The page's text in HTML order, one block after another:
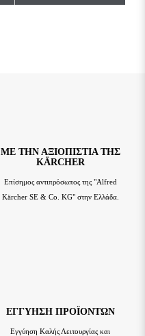
ΜΕ ΤΗΝ ΑΞΙΟΠΙΣΤΊΑ ΤΗΣ
KÄRCHER
Επίσημος αντιπρόσωπος της "Alfred
Kärcher SE & Co. KG" στην Ελλάδα.
ΕΓΓΎΗΣΗ ΠΡΟΪΌΝΤΩΝ
Εγγύηση Καλής Λειτουργίας και